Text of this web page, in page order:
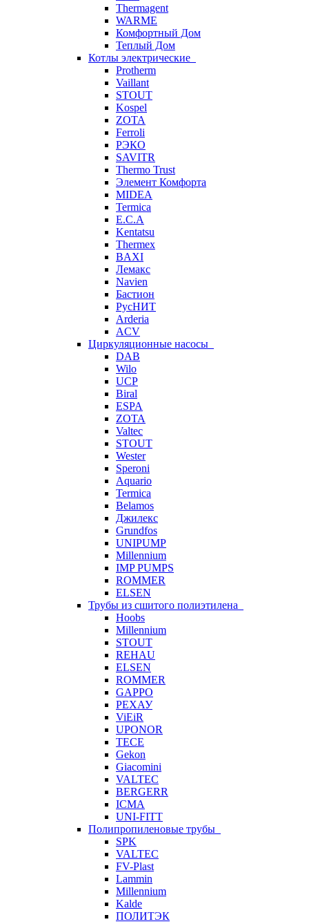
Thermagent
WARME
Комфортный Дом
Теплый Дом
Котлы электрические
Protherm
Vaillant
STOUT
Kospel
ZOTA
Ferroli
РЭКО
SAVITR
Thermo Trust
Элемент Комфорта
MIDEA
Termica
E.C.A
Kentatsu
Thermex
BAXI
Лемакс
Navien
Бастион
РусНИТ
Arderia
ACV
Циркуляционные насосы
DAB
Wilo
UCP
Biral
ESPA
ZOTA
Valtec
STOUT
Wester
Speroni
Aquario
Termica
Belamos
Джилекс
Grundfos
UNIPUMP
Millennium
IMP PUMPS
ROMMER
ELSEN
Трубы из сшитого полиэтилена
Hoobs
Millennium
STOUT
REHAU
ELSEN
ROMMER
GAPPO
РЕХАУ
ViEiR
UPONOR
TECE
Gekon
Giacomini
VALTEC
BERGERR
ICMA
UNI-FITT
Полипропиленовые трубы
SPK
VALTEC
FV-Plast
Lammin
Millennium
Kalde
ПОЛИТЭК